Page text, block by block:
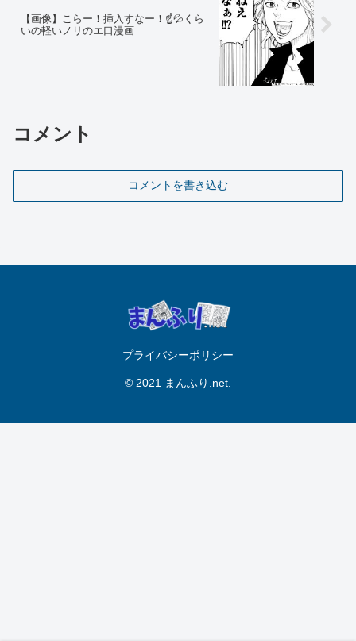
【画像】こらー！挿入すなー！☝💦くら
いの軽いノリのエ口漫画
コメント
コメントを書き込む
プライバシーポリシー
© 2021 まんふり.net.